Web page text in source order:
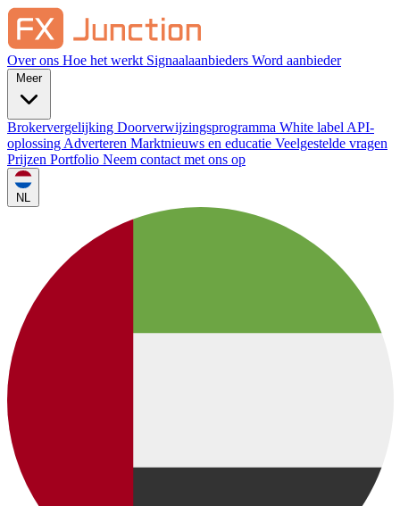
Over ons Hoe het werkt Signaalaanbieders Word aanbieder
Meer
Brokervergelijking Doorverwijzingsprogramma White label API-
oplossing Adverteren Marktnieuws en educatie Veelgestelde vragen
Prijzen Portfolio Neem contact met ons op
NL